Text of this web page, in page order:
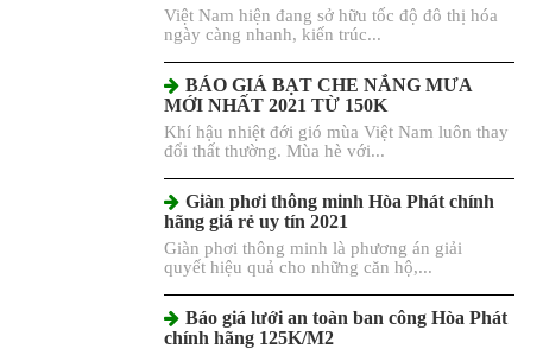
Việt Nam hiện đang sở hữu tốc độ đô thị hóa
ngày càng nhanh, kiến trúc...
BÁO GIÁ BẠT CHE NẮNG MƯA
MỚI NHẤT 2021 TỪ 150K
Khí hậu nhiệt đới gió mùa Việt Nam luôn thay
đổi thất thường. Mùa hè với...
Giàn phơi thông minh Hòa Phát chính
hãng giá rẻ uy tín 2021
Giàn phơi thông minh là phương án giải
quyết hiệu quả cho những căn hộ,...
Báo giá lưới an toàn ban công Hòa Phát
chính hãng 125K/M2